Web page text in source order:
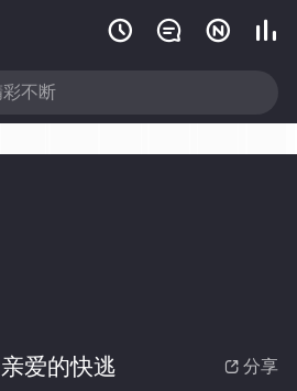
   
 分享
亲爱的快逃